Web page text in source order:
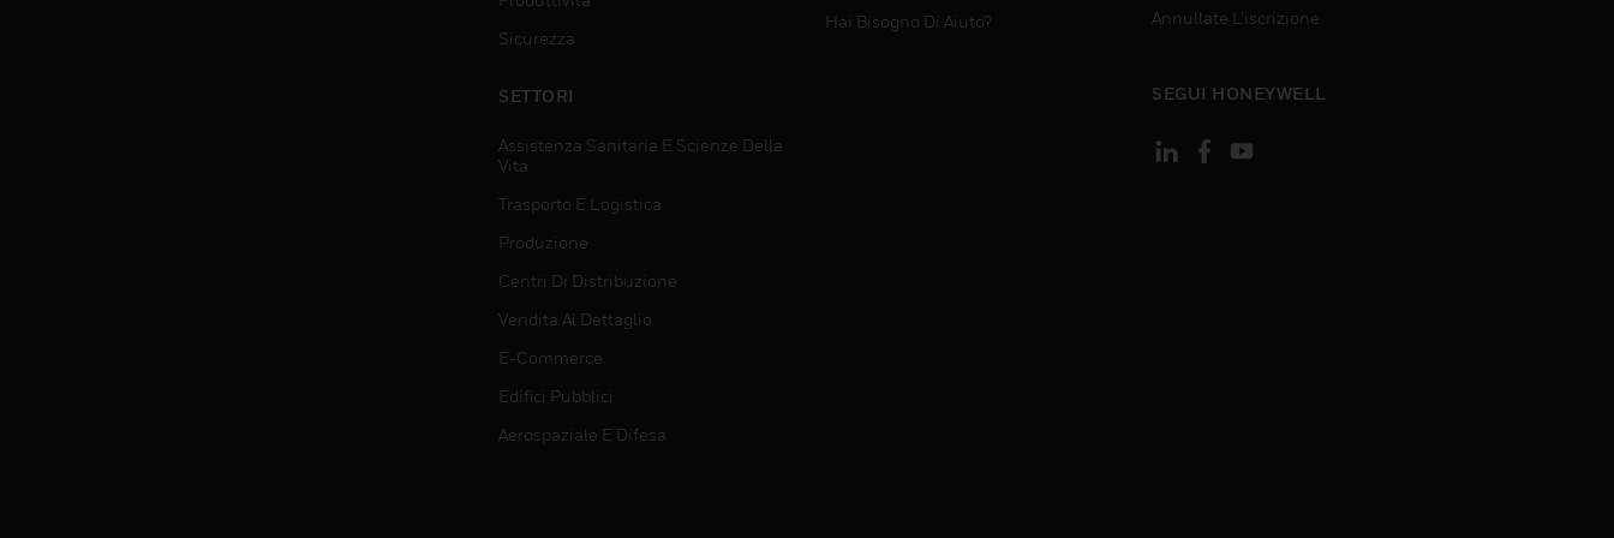
Sicurezza
SETTORI
Assistenza Sanitaria E Scienze Della
Vita
Trasporto E Logistica
Produzione
Centri Di Distribuzione
Vendita Al Dettaglio
E-Commerce
Edifici Pubblici
Aerospaziale E Difesa
Hai Bisogno Di Aiuto?
Annullate L’iscrizione
SEGUI HONEYWELL